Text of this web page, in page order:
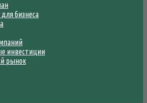
бизнеса
инвестиции
рынок